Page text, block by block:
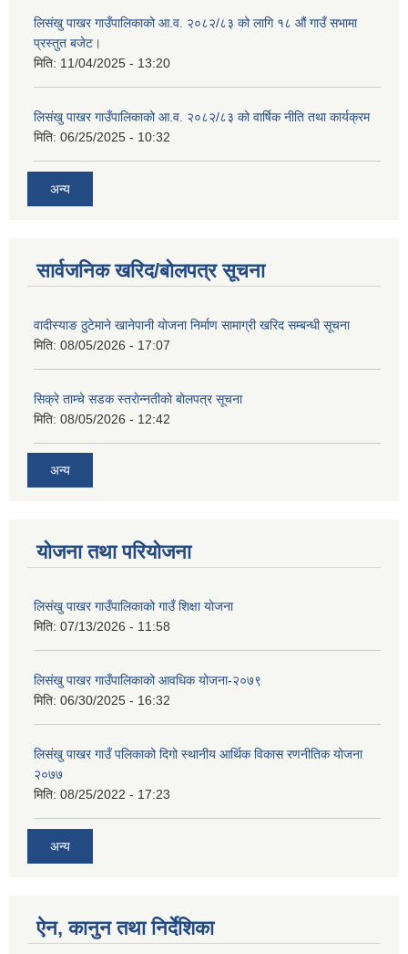
लिसंखु पाखर गाउँपालिकाको आ.व. २०८२/८३ को लागि १८ औं गाउँ सभामा
प्रस्तुत बजेट।
मिति: 11/04/2025 - 13:20
लिसंखु पाखर गाउँपालिकाको आ.व. २०८२/८३ को वार्षिक नीति तथा कार्यक्रम
मिति: 06/25/2025 - 10:32
अन्य
सार्वजनिक खरिद/बोलपत्र सूचना
वादीस्याङ ठुटेमाने खानेपानी याेजना निर्माण सामाग्री खरिद सम्बन्धी सूचना
मिति: 08/05/2026 - 17:07
सिक्रे ताम्चे सडक स्तराेन्नतीकाे बाेलपत्र सूचना
मिति: 08/05/2026 - 12:42
अन्य
योजना तथा परियोजना
लिसंखु पाखर गाउँपालिकाको गाउँ शिक्षा योजना
मिति: 07/13/2026 - 11:58
लिसंखु पाखर गाउँपालिकाको आवधिक योजना-२०७९
मिति: 06/30/2025 - 16:32
लिसंखु पाखर गाउँ पलिकाको दिगो स्थानीय आर्थिक विकास रणनीतिक योजना
२०७७
मिति: 08/25/2022 - 17:23
अन्य
ऐन, कानुन तथा निर्देशिका